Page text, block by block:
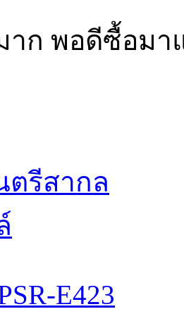
ก พอดีซื้อมา
ตรีสากล
E423